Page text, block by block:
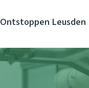
Ontstoppen Leusden